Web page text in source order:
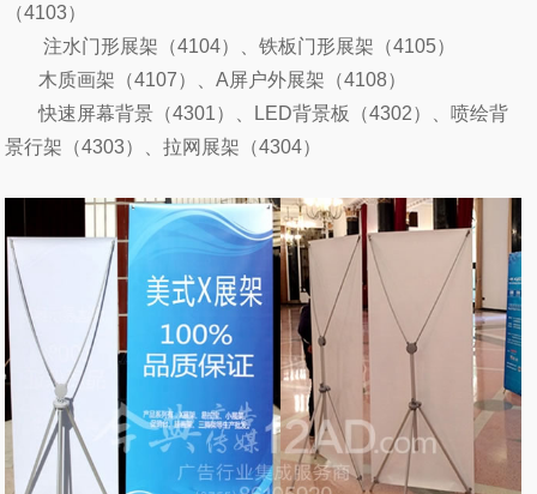
（4103）
注水门形展架 （4104）、铁板门形展架 （4105）
木质画架 （4107）、A屏户外展架 （4108）
快速屏幕背景 （4301）、 LED背景板 （4302）、 喷绘背
景行架 （4303）、拉网展架 （4304）